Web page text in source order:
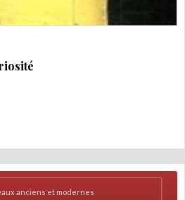
anciens et modernes